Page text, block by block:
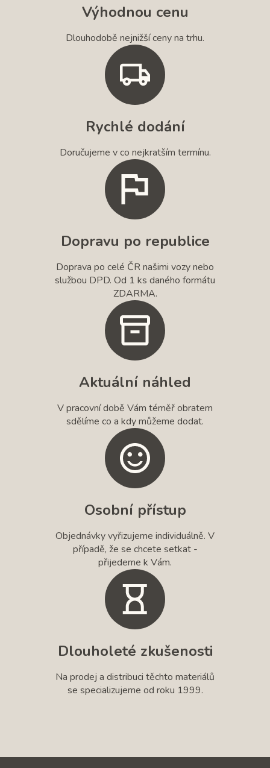
Výhodnou cenu
Dlouhodobě nejnižší ceny na trhu.
Rychlé dodání
Doručujeme v co nejkratším termínu.
Dopravu po republice
Doprava po celé ČR našimi vozy nebo
službou DPD. Od 1 ks daného formátu
ZDARMA.
Aktuální náhled
V pracovní době Vám téměř obratem
sdělíme co a kdy můžeme dodat.
Osobní přístup
Objednávky vyřizujeme individuálně. V
případě, že se chcete setkat -
přijedeme k Vám.
Dlouholeté zkušenosti
Na prodej a distribuci těchto materiálů
se specializujeme od roku 1999.